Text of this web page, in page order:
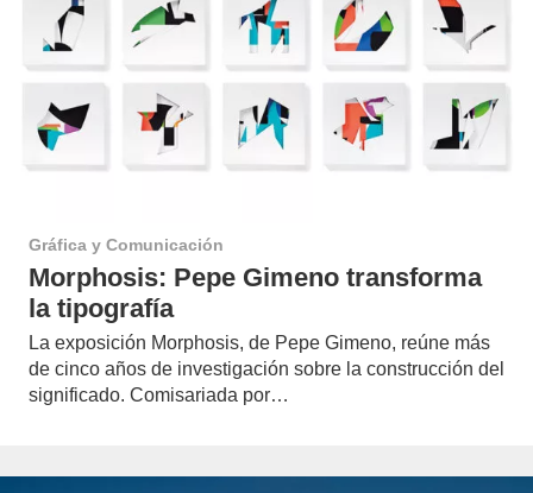
Gráfica y Comunicación
Morphosis: Pepe Gimeno transforma
la tipografía
La exposición Morphosis, de Pepe Gimeno, reúne más
de cinco años de investigación sobre la construcción del
significado. Comisariada por…